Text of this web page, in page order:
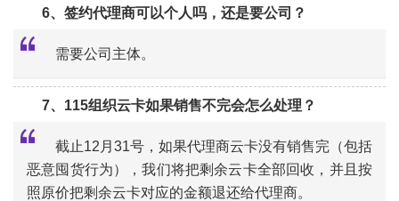
6、签约代理商可以个人吗，还是要公司？
需要公司主体。
7、115组织云卡如果销售不完会怎么处理？
截止12月31号，如果代理商云卡没有销售完（包括
恶意囤货行为），我们将把剩余云卡全部回收，并且按
照原价把剩余云卡对应的金额退还给代理商。